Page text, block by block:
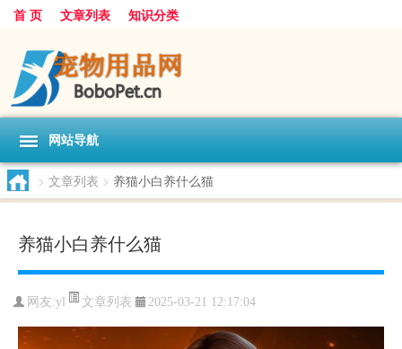
首 页 文章列表 知识分类
网站导航
> 文章列表 > 养猫小白养什么猫
养猫小白养什么猫
网友:yl 文章列表 2025-03-21 12:17:04